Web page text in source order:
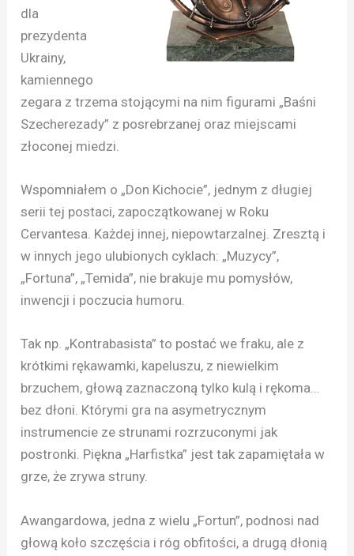
dla
prezydenta
Ukrainy,
kamiennego
zegara z trzema stojącymi na nim figurami „Baśni
Szecherezady” z posrebrzanej oraz miejscami
złoconej miedzi.
Wspomniałem o „Don Kichocie”, jednym z długiej
serii tej postaci, zapoczątkowanej w Roku
Cervantesa. Każdej innej, niepowtarzalnej. Zresztą i
w innych jego ulubionych cyklach: „Muzycy”,
„Fortuna”, „Temida”, nie brakuje mu pomysłów,
inwencji i poczucia humoru.
Tak np. „Kontrabasista” to postać we fraku, ale z
krótkimi rękawamki, kapeluszu, z niewielkim
brzuchem, głową zaznaczoną tylko kulą i rękoma…
bez dłoni. Którymi gra na asymetrycznym
instrumencie ze strunami rozrzuconymi jak
postronki. Piękna „Harfistka” jest tak zapamiętała w
grze, że zrywa struny.
Awangardowa, jedna z wielu „Fortun”, podnosi nad
głową koło szczęścia i róg obfitości, a drugą dłonią